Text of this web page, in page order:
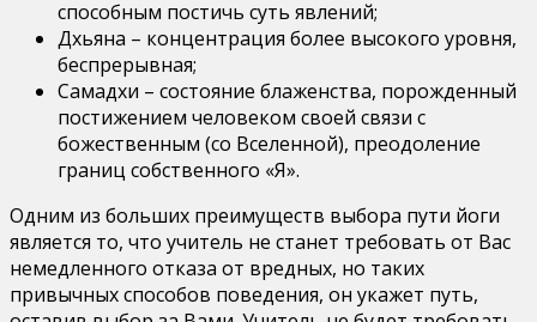
способным постичь суть явлений;
Дхьяна – концентрация более высокого уровня,
беспрерывная;
Самадхи – состояние блаженства, порожденный
постижением человеком своей связи с
божественным (со Вселенной), преодоление
границ собственного «Я».
Одним из больших преимуществ выбора пути йоги
является то, что учитель не станет требовать от Вас
немедленного отказа от вредных, но таких
привычных способов поведения, он укажет путь,